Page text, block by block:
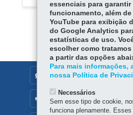
DENUNCIE CORRUPÇÃO
OUVIDORIA
essenciais para garantir
funcionamento, além
YouTube para exibição
do Google Analytics
estatísticas de uso.
escolher como
a partir das opções
Para mais informações,
nossa Política de
Necessários
Sem esse tipo de cookie,
funciona plenamente.